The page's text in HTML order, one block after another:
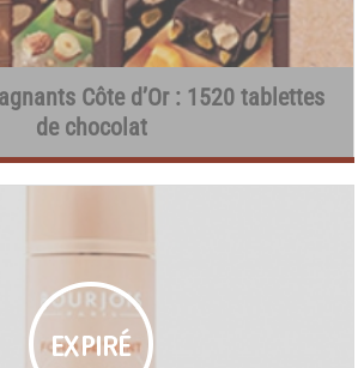
Côte d’Or : 1520 tablettes
de chocolat